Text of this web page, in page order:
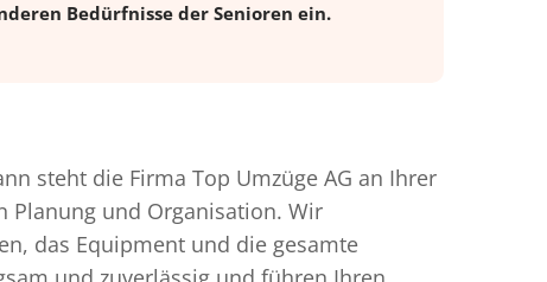
Bedürfnisse der Senioren ein.
steht die Firma Top Umzüge AG an Ihrer
Planung und Organisation. Wir
das Equipment und die gesamte